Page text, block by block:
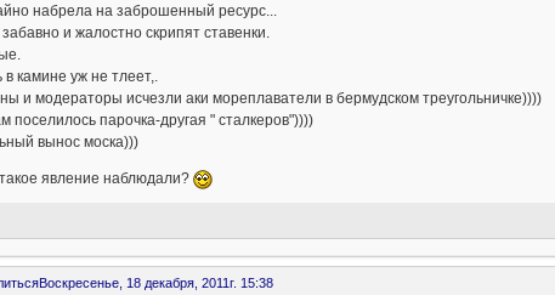
набрела на заброшенный ресурс...
забавно и жалостно скрипят ставенки.
в камине уж не тлеет,.
и модераторы исчезли аки мореплаватели в бермудском треугольничке))))
поселилось парочка-другая " сталкеров"))))
вынос моска)))
явление наблюдали?
Воскресенье, 18 декабря, 2011г. 15:38